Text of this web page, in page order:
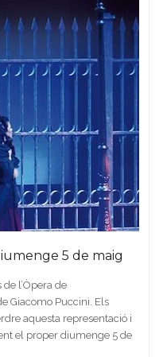
5 de maig
l’Òpera de
Giacomo Puccini. Els
aquesta representació i
el proper diumenge 5 de